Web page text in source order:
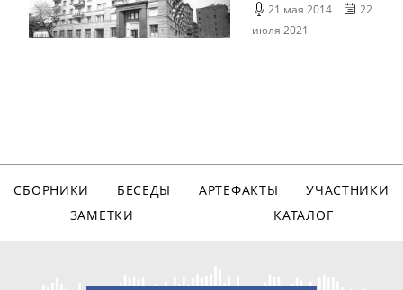
21 мая 2014
22
июля 2021
СБОРНИКИ БЕСЕДЫ АРТЕФАКТЫ
УЧАСТНИКИ
ЗАМЕТКИ
КАТАЛОГ